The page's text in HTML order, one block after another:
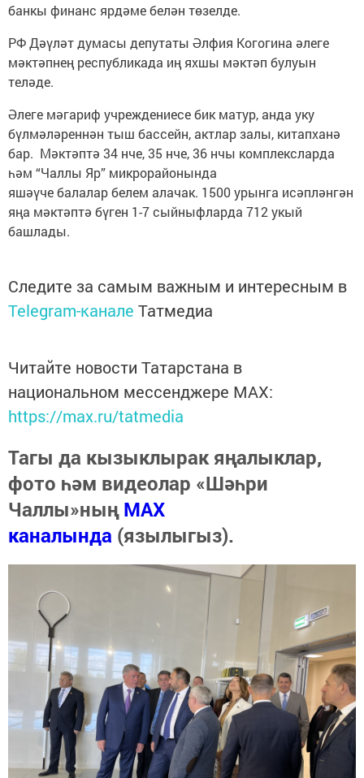
банкы финанс ярдәме белән төзелде.
РФ Дәүләт думасы депутаты Әлфия Когогина әлеге
мәктәпнең республикада иң яхшы мәктәп булуын
теләде.
Әлеге мәгариф учреждениесе бик матур, анда уку
бүлмәләреннән тыш бассейн, актлар залы, китапханә
бар. Мәктәптә 34 нче, 35 нче, 36 нчы комплексларда
һәм “Чаллы Яр” микрорайонында
яшәүче балалар белем алачак. 1500 урынга исәпләнгән
яңа мәктәптә бүген 1-7 сыйныфларда 712 укый
башлады.
Следите за самым важным и интересным в
Telegram-канале Татмедиа
Читайте новости Татарстана в
национальном мессенджере MАХ:
https://max.ru/tatmedia
Тагы да кызыклырак яңалыклар,
фото һәм видеолар «Шәһри
Чаллы»ныңMAX
каналында (язылыгыз).